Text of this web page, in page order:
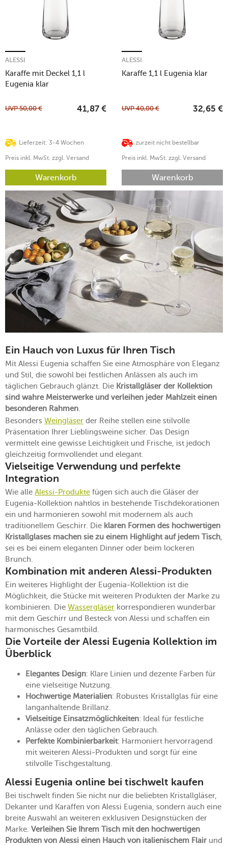
Karaffe mit Deckel 1,1 l
Eugenia klar
ALESSI
Lieferzeit: 3-4 Wochen
UVP50,00 € 41,87 €
Preis inkl. MwSt. zzgl. Versand
Warenkorb
Karaffe 1,1 l Eugenia klar
ALESSI
zurzeit nicht bestellbar
UVP40,00 € 32,65 €
Preis inkl. MwSt. zzgl. Versand
Warenkorb
Ein Hauch von Luxus für Ihren Tisch
Mit Alessi Eugenia schaffen Sie eine Atmosphäre von Eleganz
und Stil, die sowohl bei festlichen Anlässen als auch im
täglichen Gebrauch glänzt. Die Kristallgläser der Kollektion
sind wahre Meisterwerke und verleihen jeder Mahlzeit einen
besonderen Rahmen
Besonders Weingläser der Reihe stellen eine stilvolle
Präsentation Ihrer Lieblingsweine sicher. Das Design
vermittelt eine gewisse Leichtigkeit und Frische, ist jedoch
gleichzeitig formvollendet und elegant.
Vielseitige Verwendung und perfekte
Integration
Wie alle Alessi-Produkte fügen sich auch die Gläser der
Eugenia-Kollektion nahtlos in bestehende Tischdekorationen
ein und harmonieren sowohl mit modernem als auch
traditionellem Geschirr. Die klaren Formen des hochwertigen
Kristallglases machen sie zu einem Highlight auf jedem Tisch
sei es bei einem eleganten Dinner oder beim lockeren
Brunch.
Kombination mit anderen Alessi-Produkten
Ein weiteres Highlight der Eugenia-Kollektion ist die
Möglichkeit, die Stücke mit weiteren Produkten der Marke zu
kombinieren. Die Wassergläser korrespondieren wunderbar
mit dem Geschirr und Besteck von Alessi und schaffen ein
harmonisches Gesamtbild.
Die Vorteile der Alessi Eugenia Kollektion im
Überblick
Elegantes Design: Klare Linien und dezente Farben für
eine vielseitige Nutzung.
Hochwertige Materialien: Robustes Kristallglas für eine
langanhaltende Brillanz.
Vielseitige Einsatzmöglichkeiten: Ideal für festliche
Anlässe oder den täglichen Gebrauch.
Perfekte Kombinierbarkeit: Harmoniert hervorragend
mit weiteren Alessi-Produkten und sorgt für eine
stilvolle Tischgestaltung.
Alessi Eugenia online bei tischwelt kaufen
Bei tischwelt finden Sie nicht nur die beliebten Kristallgläser,
Dekanter und Karaffen von Alessi Eugenia, sondern auch eine
breite Auswahl an weiteren exklusiven Designstücken der
Marke. Verleihen Sie Ihrem Tisch mit den hochwertigen
Produkten von Alessi einen Hauch von italienischem Flair und